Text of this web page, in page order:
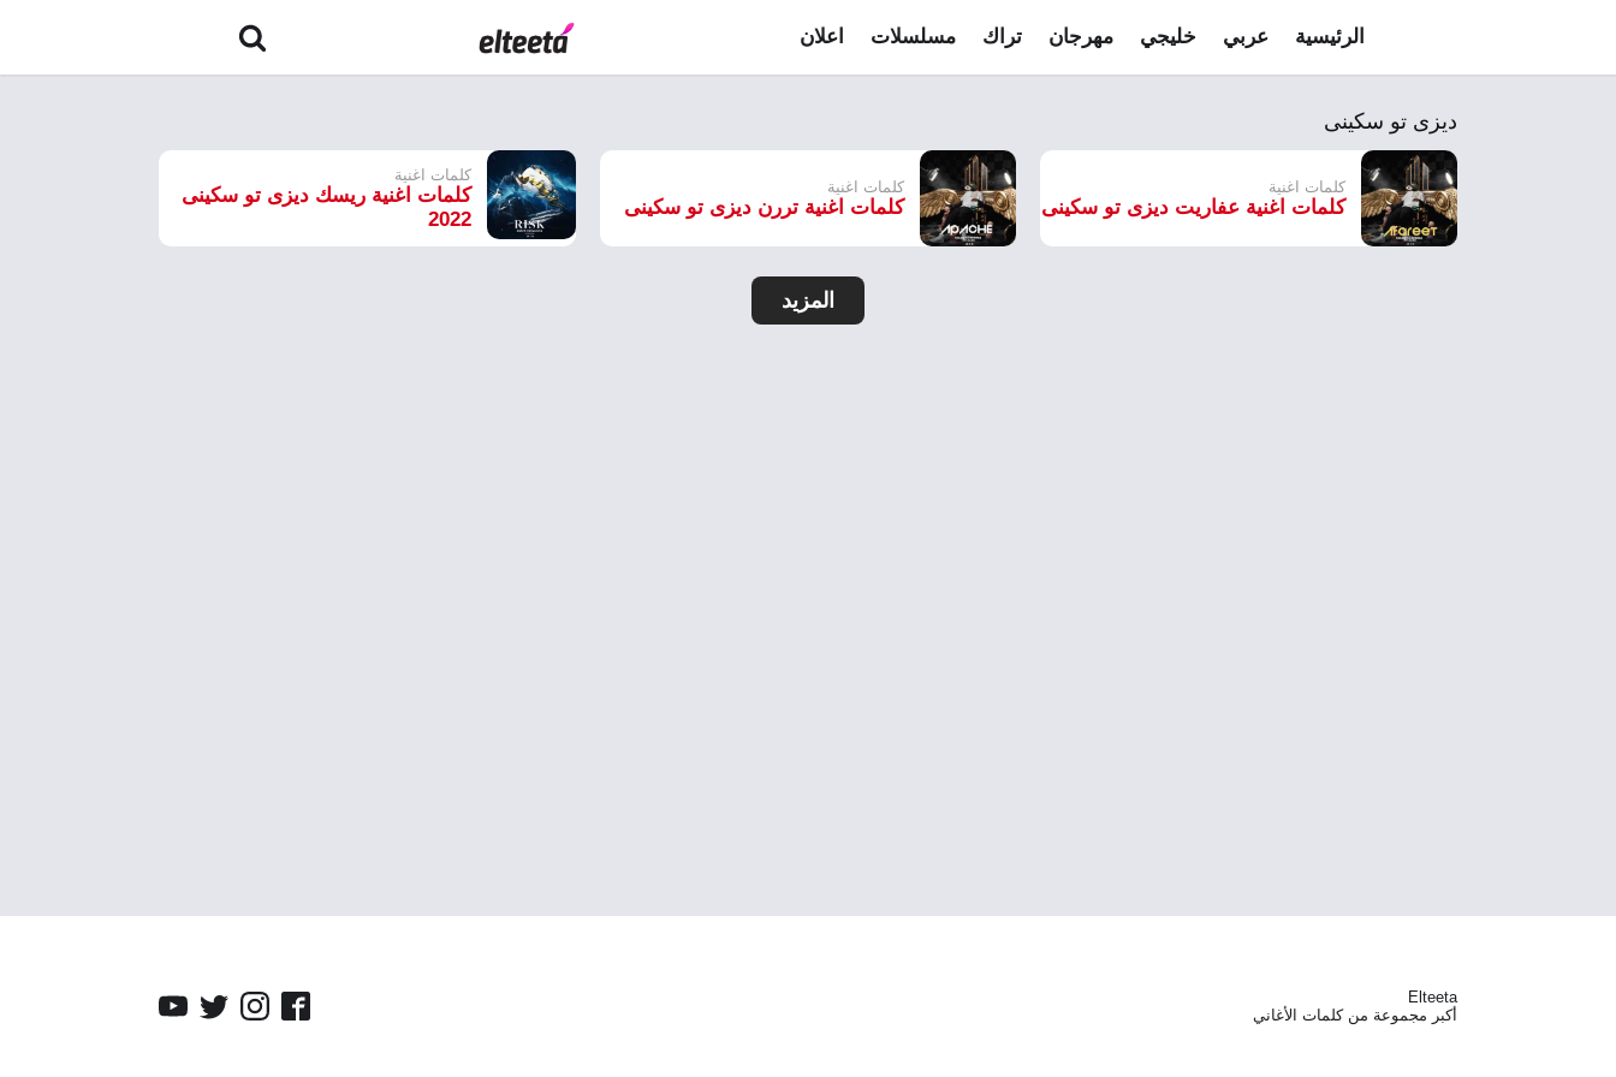
الرئيسية عربي خليجي مهرجان تراك مسلسلات اعلان
ديزى تو سكينى
كلمات اغنية
كلمات اغنية عفاريت ديزى تو سكينى
كلمات اغنية
كلمات اغنية تررن ديزى تو سكينى
كلمات اغنية
كلمات اغنية ريسك ديزى تو سكينى
2022
المزيد
Elteeta
أكبر مجموعة من كلمات الأغاني